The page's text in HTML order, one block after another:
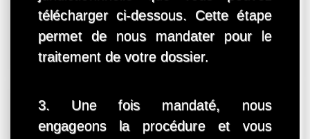
télécharger ci-dessous. Cette étape
permet de nous mandater pour le
traitement de votre dossier.
3. Une fois mandaté, nous
engageons la procédure et vous